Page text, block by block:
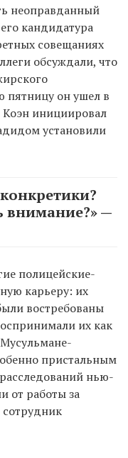
неоправданный
кандидатура
совещаниях
обсуждали, что
пятницу он ушел в
Коэн инициировал
установили
внимание?» —
полицейские-
карьеру: их
востребованы
их как
пристальным
нью-
от работы за